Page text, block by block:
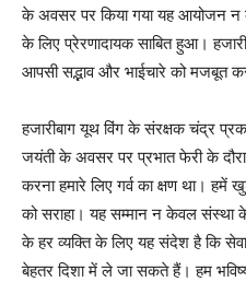
के अवसर पर किया गया यह आयोजन न
के लिए प्रेरणादायक साबित हुआ।
आपसी सद्भाव और भाईचारे को मजबूत
हजारीबाग यूथ विंग के संरक्षक चंद्र
जयंती के अवसर पर प्रभात फेरी के
करना हमारे लिए गर्व का क्षण था। हमें
को सराहा। यह सम्मान न केवल संस्था
के हर व्यक्ति के लिए यह संदेश है कि
बेहतर दिशा में ले जा सकते हैं। हम